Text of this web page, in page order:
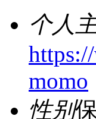
个人
momo
性别